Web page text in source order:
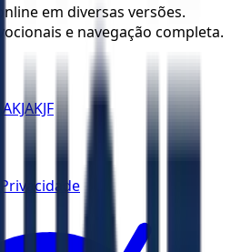
em diversas versões.
e navegação completa.
KJAKJF